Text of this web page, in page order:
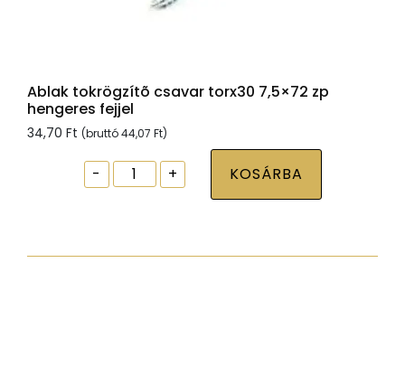
Ablak tokrögzítõ csavar torx30 7,5×72 zp
hengeres fejjel
34,70 Ft (bruttó44,07 Ft)
-
Ablak
tokrögzítõ
7,5x72
+ KOSÁRBA